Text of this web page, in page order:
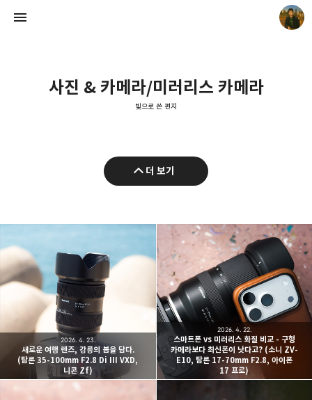
사진 & 카메라/미러리스 카메라
빛으로 쓴 편지
더 보기
새로운 여행 렌즈, 강릉의 봄을 담다.
(탐론 35-100mm F2.8 Di III VXD,
니콘 Zf)
2026. 4. 23.
스마트폰 vs 미러리스 화질 비교 - 구형
카메라보다 최신폰이 낫다고? (소니 ZV-
E10, 탐론 17-70mm F2.8, 아이폰
17 프로)
2026. 4. 22.
빛으로 쓴 편지
mistyfriday